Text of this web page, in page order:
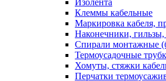
Изолента
Клеммы кабельные
Маркировка кабеля,
Наконечники,
Спирали монтажные
Термоусадочные
Хомуты, стяжки
Перчатки